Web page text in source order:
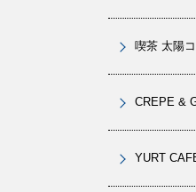
喫茶 太陽
CREPE &
YURT